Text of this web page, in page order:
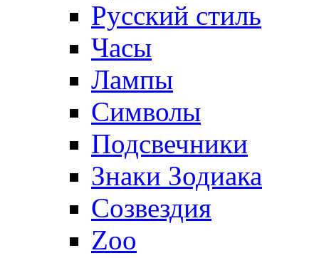
Русский стиль
Часы
Лампы
Символы
Подсвечники
Знаки Зодиака
Созвездия
Zoo